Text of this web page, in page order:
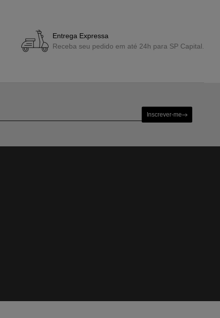
Entrega Expressa
Receba seu pedido em até 24h para SP Capital.
Inscrever-me